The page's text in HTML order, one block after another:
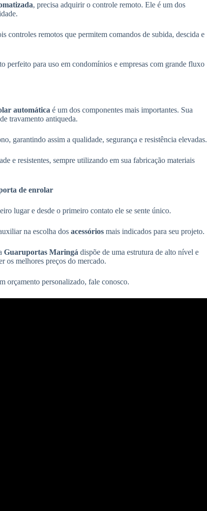
, precisa adquirir o controle remoto. Ele é um dos
controles remotos que permitem comandos de subida, descida e
perfeito para uso em condomínios e empresas com grande fluxo
automática é um dos componentes mais importantes. Sua
travamento antiqueda.
garantindo assim a qualidade, segurança e resistência elevadas.
e resistentes, sempre utilizando em sua fabricação materiais
de enrolar
lugar e desde o primeiro contato ele se sente único.
na escolha dos acessórios mais indicados para seu projeto.
Guaruportas Maringá dispõe de uma estrutura de alto nível e
os melhores preços do mercado.
orçamento personalizado, fale conosco.